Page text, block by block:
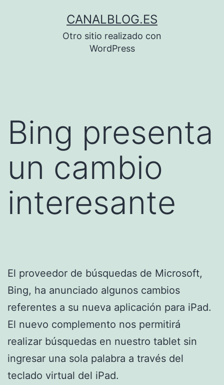
CANALBLOG.ES
Otro sitio realizado con
WordPress
Bing presenta
un cambio
interesante
El proveedor de búsquedas de Microsoft,
Bing, ha anunciado algunos cambios
referentes a su nueva aplicación para iPad.
El nuevo complemento nos permitirá
realizar búsquedas en nuestro tablet sin
ingresar una sola palabra a través del
teclado virtual del iPad.